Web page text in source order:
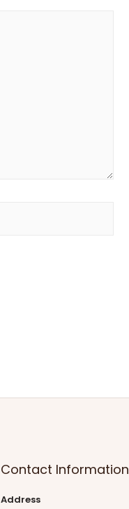
Contact Information
Address